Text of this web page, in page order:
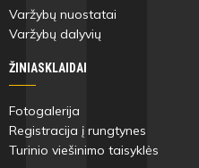
Varžybų nuostatai
Varžybų dalyvių
ŽINIASKLAIDAI
Fotogalerija
Registracija į rungtynes
Turinio viešinimo taisyklės